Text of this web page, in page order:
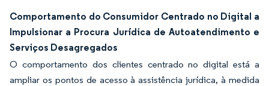
Comportamento do Consumidor Centrado no Digital a
Impulsionar a Procura Jurídica de Autoatendimento e
Serviços Desagregados
O comportamento dos clientes centrado no digital está a
ampliar os pontos de acesso à assistência jurídica, à medida